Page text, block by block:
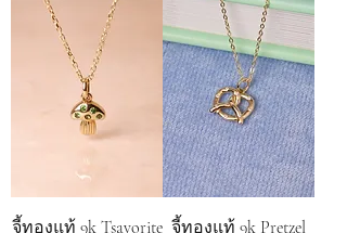
จี้ทองแท้ 9k Tsavorite จี้ทองแท้ 9k Pretzel